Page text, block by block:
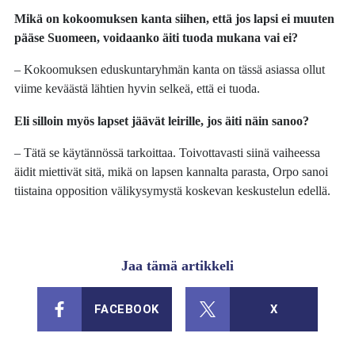
Mikä on kokoomuksen kanta siihen, että jos lapsi ei muuten
pääse Suomeen, voidaanko äiti tuoda mukana vai ei?
– Kokoomuksen eduskuntaryhmän kanta on tässä asiassa ollut
viime keväästä lähtien hyvin selkeä, että ei tuoda.
Eli silloin myös lapset jäävät leirille, jos äiti näin sanoo?
– Tätä se käytännössä tarkoittaa. Toivottavasti siinä vaiheessa
äidit miettivät sitä, mikä on lapsen kannalta parasta, Orpo sanoi
tiistaina opposition välikysymystä koskevan keskustelun edellä.
Jaa tämä artikkeli
FACEBOOK X